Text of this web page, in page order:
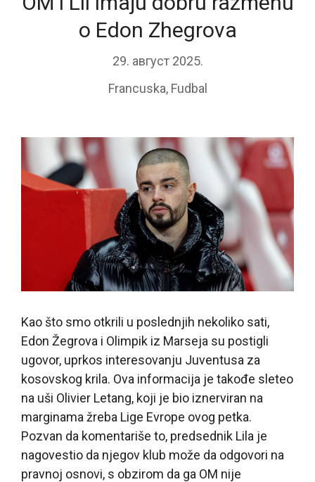
o Edon Zhegrova
29. август 2025.
Francuska, Fudbal
Kao što smo otkrili u poslednjih nekoliko sati,
Edon Žegrova i Olimpik iz Marseja su postigli
ugovor, uprkos interesovanju Juventusa za
kosovskog krila. Ova informacija je takođe sleteo
na uši Olivier Letang, koji je bio iznerviran na
marginama žreba Lige Evrope ovog petka.
Pozvan da komentariše to, predsednik Lila je
nagovestio da njegov klub može da odgovori na
pravnoj osnovi, s obzirom da ga OM nije